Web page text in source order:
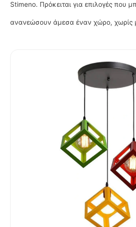
Stimeno. Πρόκειται για επιλογές που
ανανεώσουν άμεσα έναν χώρο, χωρίς